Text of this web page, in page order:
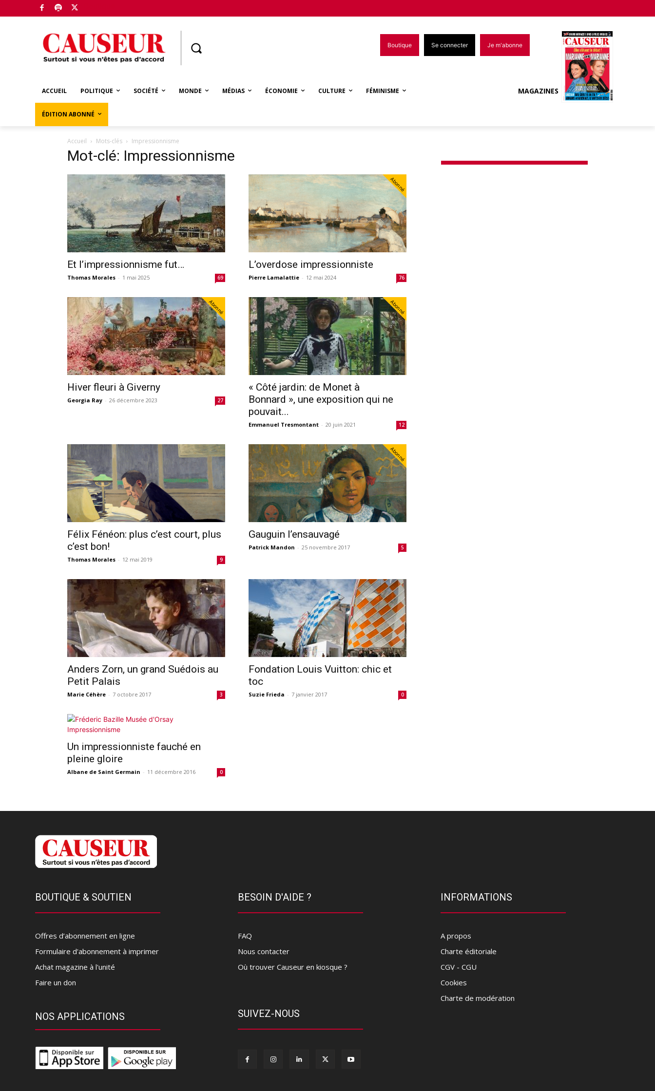
Boutique Se connecter Je m'abonne
ACCUEIL POLITIQUE SOCIÉTÉ MONDE MÉDIAS ÉCONOMIE CULTURE FÉMINISME
ÉDITION ABONNÉ
MAGAZINES
Accueil Mots-clés Impressionnisme
Mot-clé: Impressionnisme
Et l’impressionnisme fut…
Thomas Morales - 1 mai 2025 69
Abonné
L’overdose impressionniste
Pierre Lamalattie - 12 mai 2024 76
Abonné
Hiver fleuri à Giverny
Georgia Ray - 26 décembre 2023 27
Abonné
« Côté jardin: de Monet à
Bonnard », une exposition qui ne
pouvait...
Emmanuel Tresmontant - 20 juin 2021 12
Félix Fénéon: plus c’est court, plus
c’est bon!
Thomas Morales - 12 mai 2019 9
Abonné
Gauguin l’ensauvagé
Patrick Mandon - 25 novembre 2017 5
Anders Zorn, un grand Suédois au
Petit Palais
Marie Céhère - 7 octobre 2017 3
Fondation Louis Vuitton: chic et
toc
Suzie Frieda - 7 janvier 2017 0
Un impressionniste fauché en
pleine gloire
Albane de Saint Germain - 11 décembre 2016 0
BOUTIQUE & SOUTIEN
Offres d’abonnement en ligne
Formulaire d'abonnement à imprimer
Achat magazine à l'unité
Faire un don
NOS APPLICATIONS
BESOIN D'AIDE ?
FAQ
Nous contacter
Où trouver Causeur en kiosque ?
SUIVEZ-NOUS
INFORMATIONS
A propos
Charte éditoriale
CGV - CGU
Cookies
Charte de modération